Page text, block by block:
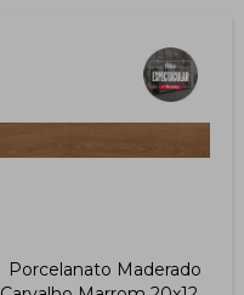
Porcelanato Maderado